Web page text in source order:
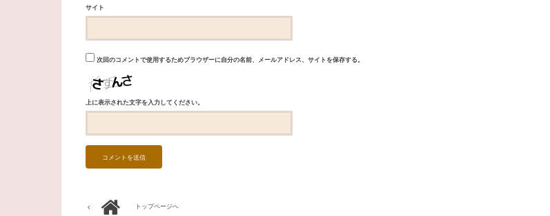
サイト
次回のコメントで使用するためブラウザーに自分の名前、メールアドレス、サイトを保存する。
上に表示された文字を入力してください。
トップページへ